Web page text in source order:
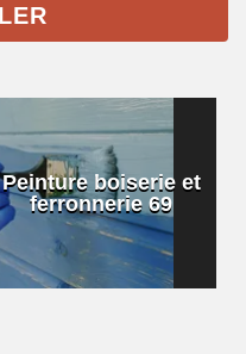
Peinture boiserie et
ferronnerie 69